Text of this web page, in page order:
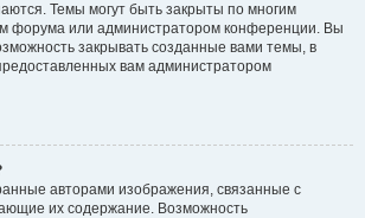
Темы могут быть закрыты по многим
форума или администратором конференции. Вы
закрывать созданные вами темы, в
вам администратором
авторами изображения, связанные с
их содержание. Возможность